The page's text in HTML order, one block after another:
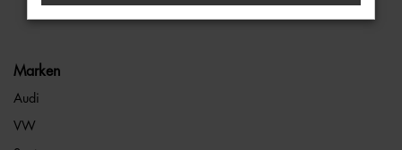
Marken
Audi
VW